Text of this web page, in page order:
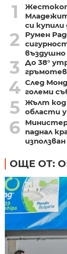
1
си
2
Румен
3
До 38°
4 След
големи
5 Жълт код
области
6
паднал
ОЩЕ ОТ: